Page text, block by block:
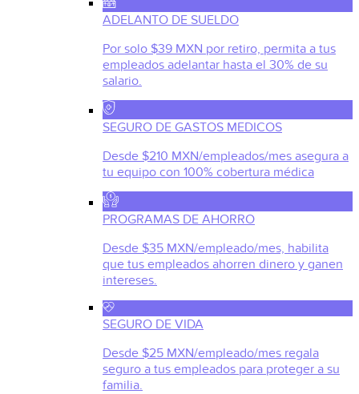
ADELANTO DE SUELDO
Por solo $39 MXN por retiro, permita a tus
empleados adelantar hasta el 30% de su
salario.
SEGURO DE GASTOS MEDICOS
Desde $210 MXN/empleados/mes asegura a
tu equipo con 100% cobertura médica
PROGRAMAS DE AHORRO
Desde $35 MXN/empleado/mes, habilita
que tus empleados ahorren dinero y ganen
intereses.
SEGURO DE VIDA
Desde $25 MXN/empleado/mes regala
seguro a tus empleados para proteger a su
familia.